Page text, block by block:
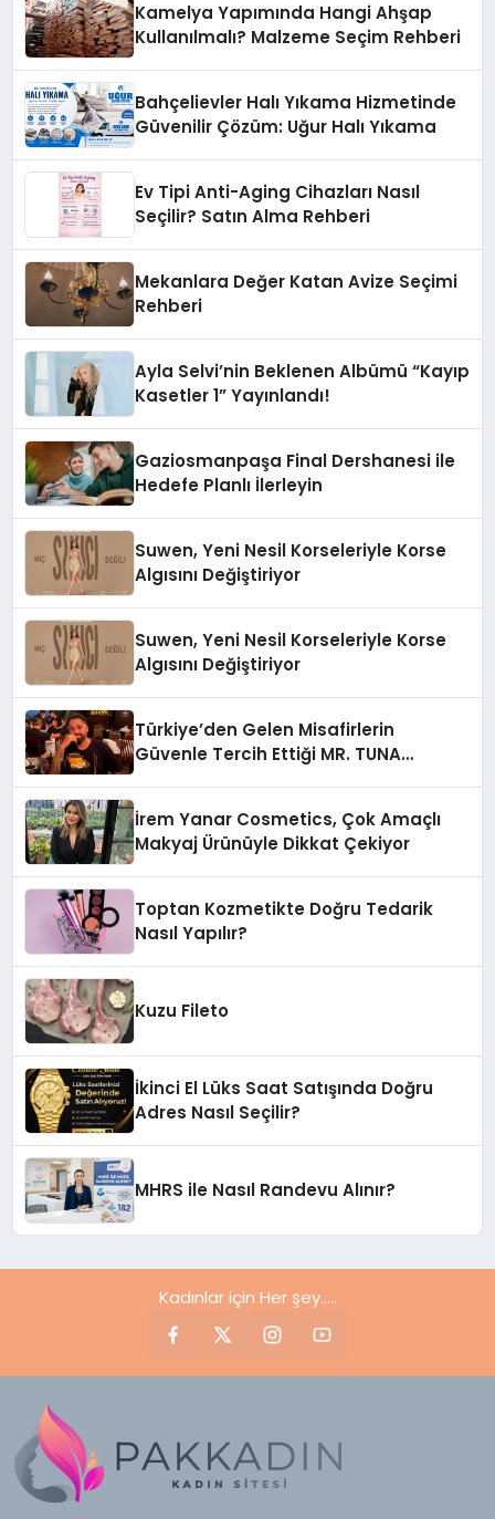
Kamelya Yapımında Hangi Ahşap
Kullanılmalı? Malzeme Seçim Rehberi
Bahçelievler Halı Yıkama Hizmetinde
Güvenilir Çözüm: Uğur Halı Yıkama
Ev Tipi Anti-Aging Cihazları Nasıl
Seçilir? Satın Alma Rehberi
Mekanlara Değer Katan Avize Seçimi
Rehberi
Ayla Selvi’nin Beklenen Albümü “Kayıp
Kasetler 1” Yayınlandı!
Gaziosmanpaşa Final Dershanesi ile
Hedefe Planlı İlerleyin
Suwen, Yeni Nesil Korseleriyle Korse
Algısını Değiştiriyor
Suwen, Yeni Nesil Korseleriyle Korse
Algısını Değiştiriyor
Türkiye’den Gelen Misafirlerin
Güvenle Tercih Ettiği MR. TUNA
İrem Yanar Cosmetics, Çok Amaçlı
Makyaj Ürünüyle Dikkat Çekiyor
Toptan Kozmetikte Doğru Tedarik
Nasıl Yapılır?
Kuzu Fileto
İkinci El Lüks Saat Satışında Doğru
Adres Nasıl Seçilir?
MHRS ile Nasıl Randevu Alınır?
Kadınlar için Her şey.....